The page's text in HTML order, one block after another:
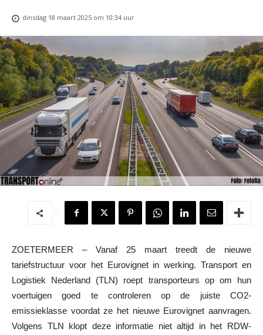
dinsdag 18 maart 2025 om 10:34 uur
ZOETERMEER – Vanaf 25 maart treedt de nieuwe
tariefstructuur voor het Eurovignet in werking. Transport en
Logistiek Nederland (TLN) roept transporteurs op om hun
voertuigen goed te controleren op de juiste CO2-
emissieklasse voordat ze het nieuwe Eurovignet aanvragen.
Volgens TLN klopt deze informatie niet altijd in het RDW-